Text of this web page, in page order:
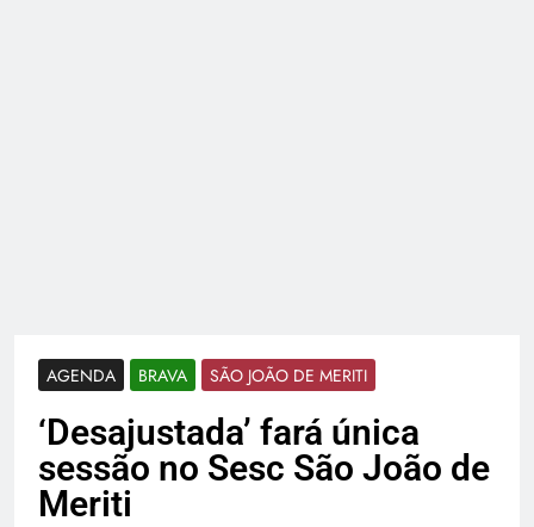
AGENDA BRAVA SÃO JOÃO DE MERITI
‘Desajustada’ fará única
sessão no Sesc São João de
Meriti